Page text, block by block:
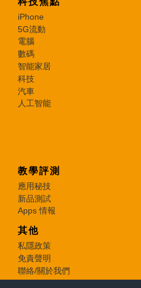
iPhone
5G流動
電腦
數碼
智能家居
科技
汽車
人工智能
教學評測
應用秘技
新品測試
Apps 情報
其他
私隱政策
免責聲明
聯絡/關於我們